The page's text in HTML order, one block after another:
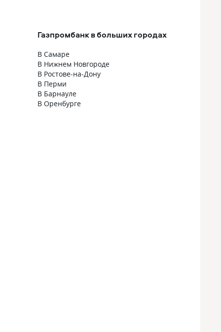
всегда вовремя, в основном через
приложение, проблем никаких не
возникало. Банк хороший, сотрудники
тоже
Газпромбанк в больших городах
В Самаре
В Нижнем Новгороде
В Ростове-на-Дону
В Перми
В Барнауле
В Оренбурге